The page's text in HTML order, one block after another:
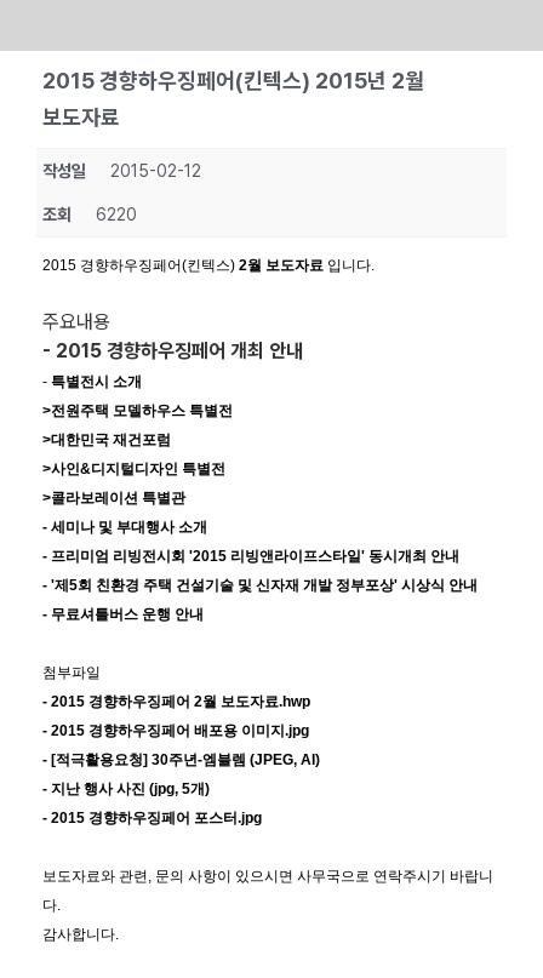
content
2015 경향하우징페어(킨텍스) 2015년 2월
보도자료
작성일 2015-02-12
조회 6220
2015 경향하우징페어(킨텍스) 2월 보도자료 입니다.
주요내용
- 2015 경향하우징페어 개최 안내
- 특별전시 소개
>전원주택 모델하우스 특별전
>대한민국 재건포럼
>사인&디지털디자인 특별전
>콜라보레이션 특별관
- 세미나 및 부대행사 소개
- 프리미엄 리빙전시회 '2015 리빙앤라이프스타일' 동시개최 안내
- '제5회 친환경 주택 건설기술 및 신자재 개발 정부포상' 시상식 안내
- 무료셔틀버스 운행 안내
첨부파일
- 2015 경향하우징페어 2월 보도자료.hwp
- 2015 경향하우징페어 배포용 이미지.jpg
- [적극활용요청] 30주년-엠블렘 (JPEG, AI)
- 지난 행사 사진 (jpg, 5개)
- 2015 경향하우징페어 포스터.jpg
보도자료와 관련, 문의 사항이 있으시면 사무국으로 연락주시기 바랍니
다.
감사합니다.